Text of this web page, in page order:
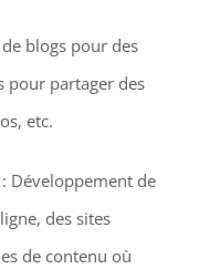
blogs pour des
pour partager des
etc.
: Développement de
des sites
de contenu où